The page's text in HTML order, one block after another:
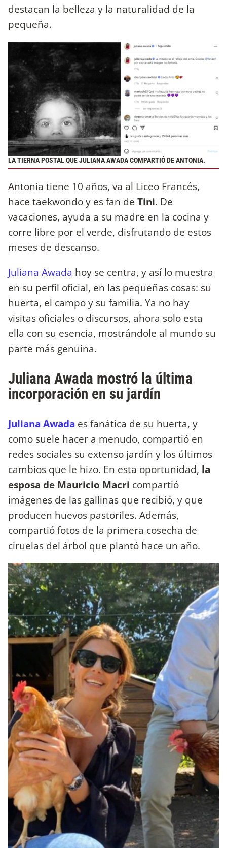
destacan la belleza y la naturalidad de la
pequeña.
LA TIERNA POSTAL QUE JULIANA AWADA COMPARTIÓ DE ANTONIA.
Antonia tiene 10 años, va al Liceo Francés,
hace taekwondo y es fan de Tini. De
vacaciones, ayuda a su madre en la cocina y
corre libre por el verde, disfrutando de estos
meses de descanso.
Juliana Awada hoy se centra, y así lo muestra
en su perfil oficial, en las pequeñas cosas: su
huerta, el campo y su familia. Ya no hay
visitas oficiales o discursos, ahora solo esta
ella con su esencia, mostrándole al mundo su
parte más genuina.
Juliana Awada mostró la última
incorporación en su jardín
Juliana Awada es fanática de su huerta, y
como suele hacer a menudo, compartió en
redes sociales su extenso jardín y los últimos
cambios que le hizo. En esta oportunidad, la
esposa de Mauricio Macri compartió
imágenes de las gallinas que recibió, y que
producen huevos pastoriles. Además,
compartió fotos de la primera cosecha de
ciruelas del árbol que plantó hace un año.